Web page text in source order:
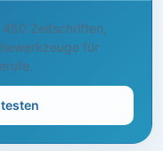
Zeitschriften,
für